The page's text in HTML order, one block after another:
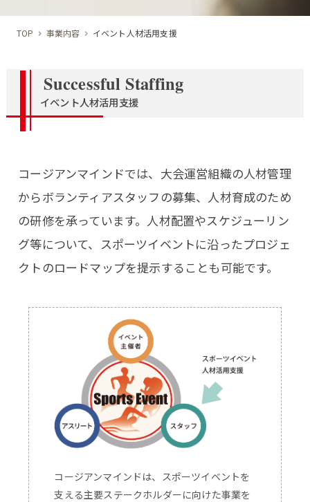
TOP 事業内容 イベント人材活用支援
Successful Staffing
イベント人材活用支援
コージアンマインドでは、大会運営組織の人材管理
からボランティアスタッフの募集、人材育成のため
の研修を承っています。人材配置やスケジューリン
グ等について、スポーツイベントに沿ったプロジェ
クトのロードマップを提示することも可能です。
コージアンマインドは、スポーツイベントを
支える主要ステークホルダーに向けた事業を